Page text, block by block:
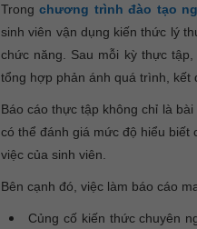
Trongchương trình đào tạo
sinh viên vận dụng kiến thức lý
chức năng. Sau mỗi kỳ thực
tổng hợp phản ánh quá trình, kết
Báo cáo thực tập không chỉ là
có thể đánh giá mức độ hiểu biết
việc của sinh viên.
Bên cạnh đó, việc làm báo cáo
Củng cố kiến thức chuyên